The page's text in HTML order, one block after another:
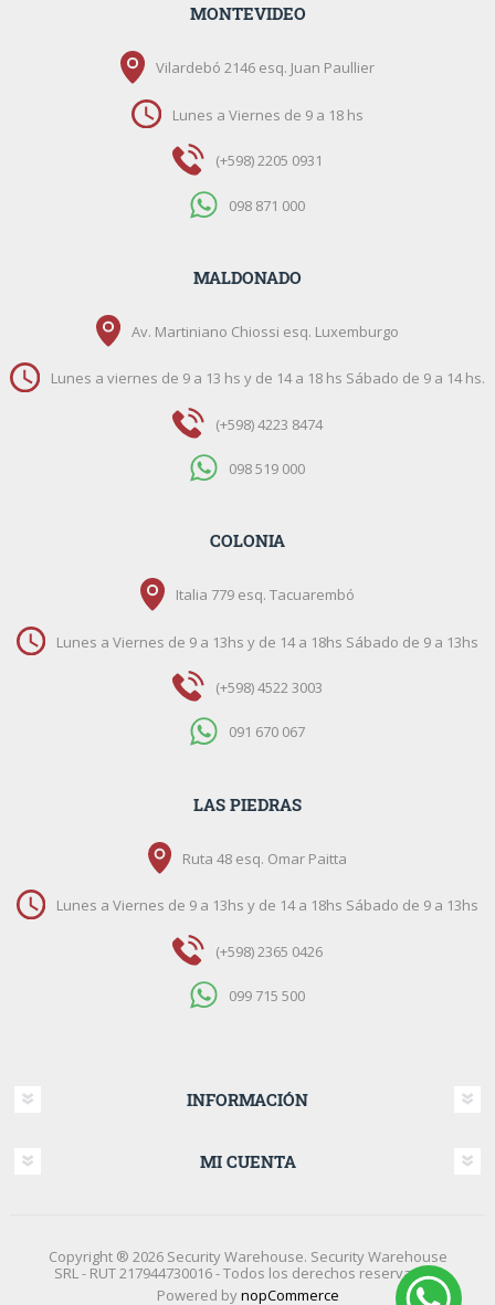
MONTEVIDEO
Vilardebó 2146 esq. Juan Paullier
Lunes a Viernes de 9 a 18 hs
(+598) 2205 0931
098 871 000
MALDONADO
Av. Martiniano Chiossi esq. Luxemburgo
Lunes a viernes de 9 a 13 hs y de 14 a 18 hs Sábado de 9 a 14 hs.
(+598) 4223 8474
098 519 000
COLONIA
Italia 779 esq. Tacuarembó
Lunes a Viernes de 9 a 13hs y de 14 a 18hs Sábado de 9 a 13hs
(+598) 4522 3003
091 670 067
LAS PIEDRAS
Ruta 48 esq. Omar Paitta
Lunes a Viernes de 9 a 13hs y de 14 a 18hs Sábado de 9 a 13hs
(+598) 2365 0426
099 715 500
INFORMACIÓN
MI CUENTA
Copyright ® 2026 Security Warehouse. Security Warehouse
SRL - RUT 217944730016 - Todos los derechos reservados.
Powered bynopCommerce